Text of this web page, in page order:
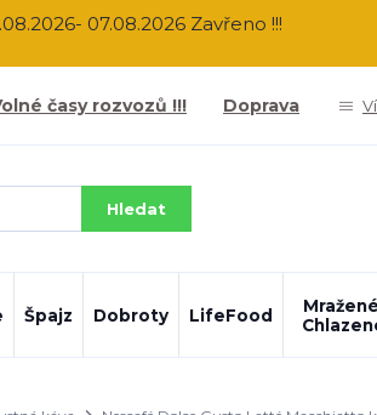
07.08.2026 Zavřeno !!!
časy rozvozů !!! Doprava
Hledat
Špajz Dobroty LifeFood